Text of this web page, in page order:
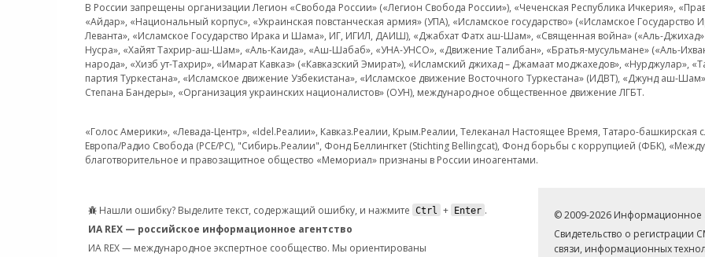
В России запрещены организации Легион «Свобода России» («Легион Свобода России»), «Чеченская Республика Ичкерия»,
«Айдар», «Национальный корпус», «Украинская повстанческая армия» (УПА), «Исламское государство» («Исламское
Леванта», «Исламское Государство Ирака и Шама», ИГ, ИГИЛ, ДАИШ), «Джабхат Фатх аш-Шам», «Священная война» («Аль-Джихад»
Нусра», «Хайят Тахрир-аш-Шам», «Аль-Каида», «Аш-Шабаб», «УНА-УНСО», «Движение Талибан», «Братья-мусульмане» («Аль-
народа», «Хизб ут-Тахрир», «Имарат Кавказ» («Кавказский Эмират»), «Исламский джихад – Джамаат моджахедов», «Нурджулар»,
партия Туркестана», «Исламское движение Узбекистана», «Исламское движение Восточного Туркестана» (ИДВТ), «Джунд аш-
Степана Бандеры», «Организация украинских националистов» (ОУН), международное общественное движение ЛГБТ.
«Голос Америки», «Левада-Центр», «Idel.Реалии», Кавказ.Реалии, Крым.Реалии, Телеканал Настоящее Время, Татаро-
Европа/Радио Свобода (PCE/PC), "Сибирь.Реалии", Фонд Беллингкет (Stichting Bellingcat), Фонд борьбы с коррупцией (ФБК),
благотворительное и правозащитное общество «Мемориал» признаны в России иноагентами.
Нашли ошибку? Выделите текст, содержащий ошибку, и нажмите Ctrl + Enter .
ИА REX — российское информационное агентство
ИА REX — международное экспертное сообщество. Мы ориентированы
© 2009-2026 Информационное
Свидетельство о
связи, информационных